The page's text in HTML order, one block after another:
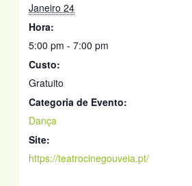
Janeiro 24
Hora:
5:00 pm - 7:00 pm
Custo:
Gratuito
Categoria de Evento:
Dança
Site:
https://teatrocinegouveia.pt/